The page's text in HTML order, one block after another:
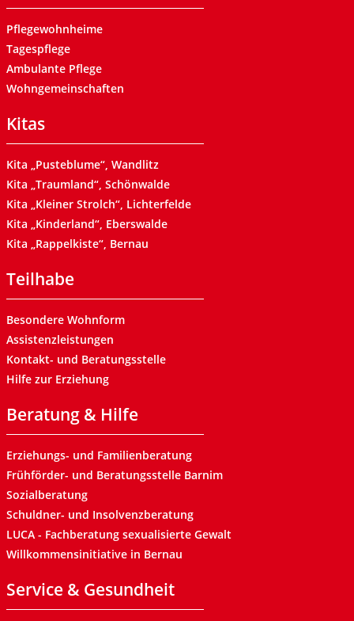
Pflegewohnheime
Tagespflege
Ambulante Pflege
Wohngemeinschaften
Kitas
Kita „Pusteblume“, Wandlitz
Kita „Traumland“, Schönwalde
Kita „Kleiner Strolch“, Lichterfelde
Kita „Kinderland“, Eberswalde
Kita „Rappelkiste“, Bernau
Teilhabe
Besondere Wohnform
Assistenzleistungen
Kontakt- und Beratungsstelle
Hilfe zur Erziehung
Beratung & Hilfe
Erziehungs- und Familienberatung
Frühförder- und Beratungsstelle Barnim
Sozialberatung
Schuldner- und Insolvenzberatung
LUCA - Fachberatung sexualisierte Gewalt
Willkommensinitiative in Bernau
Service & Gesundheit